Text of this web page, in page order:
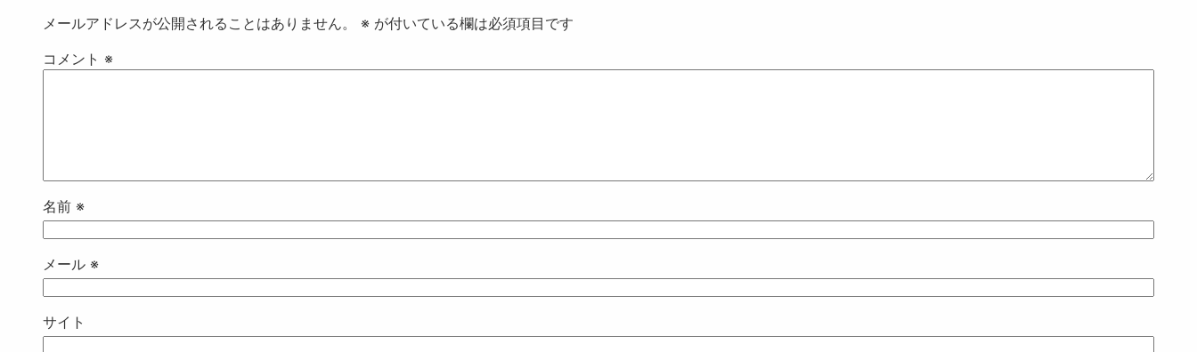
メールアドレスが公開されることはありません。 ※ が付いている欄は必須項目です
コメント ※
名前 ※
メール ※
サイト